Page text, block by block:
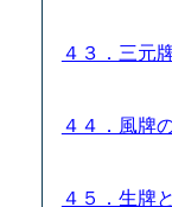
４３．三元
４４．風牌
４５．生牌